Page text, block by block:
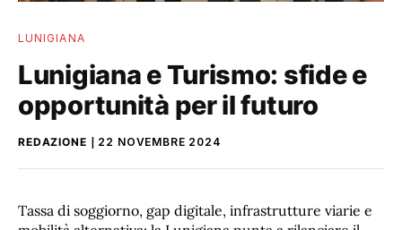
LUNIGIANA
Lunigiana e Turismo: sfide e
opportunità per il futuro
REDAZIONE 22 NOVEMBRE 2024
Tassa di soggiorno, gap digitale, infrastrutture viarie e